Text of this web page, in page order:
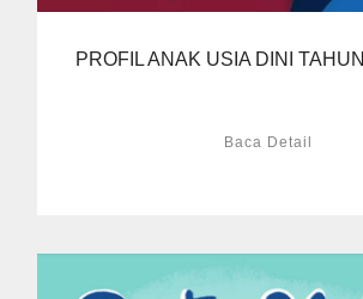
PROFIL ANAK USIA DINI
Baca Detail